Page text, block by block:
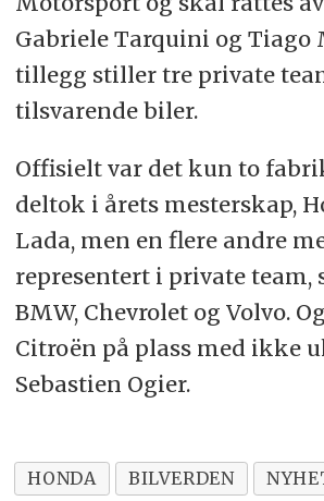
Gabriele Tarquini og Tiago
tillegg stiller tre private
tilsvarende biler.
Offisielt var det kun to
deltok i årets mesterskap,
Lada, men en flere andre
representert i private team,
BMW, Chevrolet og Volvo.
Citroën på plass med ikke
Sebastien Ogier.
HONDA BILVERDEN